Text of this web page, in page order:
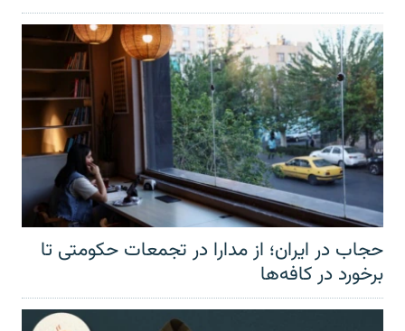
حجاب در ایران؛ از مدارا در تجمعات حکومتی تا
برخورد در کافه‌ها